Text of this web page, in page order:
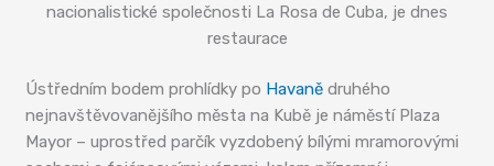
nacionalistické společnosti La Rosa de Cuba, je dnes
restaurace
Ústředním bodem prohlídky po Havaně druhého
nejnavštěvovanějšího města na Kubě je náměstí Plaza
Mayor – uprostřed parčík vyzdobený bílými mramorovými